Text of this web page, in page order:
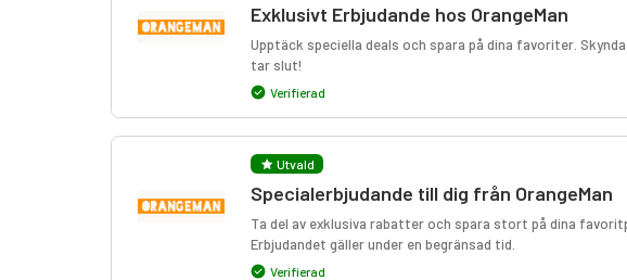
Exklusivt Erbjudande hos OrangeMan
Upptäck speciella deals och spara på dina favoriter.
tar slut!
Verifierad
Utvald
Specialerbjudande till dig från OrangeMan
Ta del av exklusiva rabatter och spara stort på dina
Erbjudandet gäller under en begränsad tid.
Verifierad